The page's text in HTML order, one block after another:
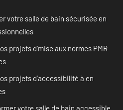
votre salle de bain sécurisée en
projets d’mise aux normes PMR
projets d’accessibilité à en
votre salle de bain accessible